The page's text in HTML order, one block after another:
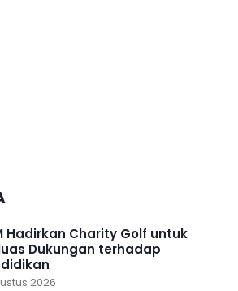
Hadirkan Charity Golf untuk
Dukungan terhadap
2026